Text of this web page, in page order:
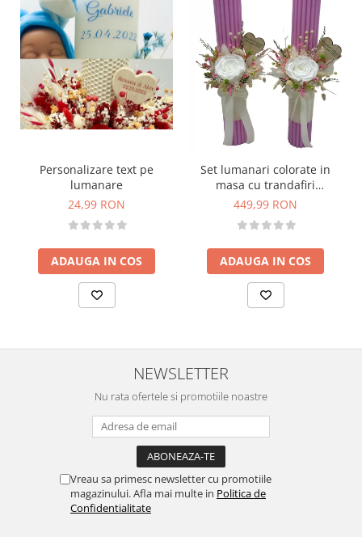
Personalizare text pe
lumanare
24,99 RON
ADAUGA IN COS
Set lumanari colorate in
masa cu trandafiri
criogenati si plante
449,99 RON
ADAUGA IN COS
NEWSLETTER
Nu rata ofertele si promotiile noastre
Vreau sa primesc newsletter cu promotiile
magazinului. Afla mai multe in Politica de
Confidentialitate